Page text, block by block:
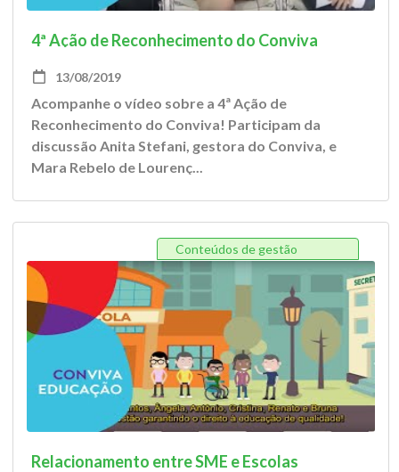
4ª Ação de Reconhecimento do Conviva
13/08/2019
Acompanhe o vídeo sobre a 4ª Ação de
Reconhecimento do Conviva! Participam da
discussão Anita Stefani, gestora do Conviva, e
Mara Rebelo de Lourenç...
Conteúdos de gestão
Relacionamento entre SME e Escolas